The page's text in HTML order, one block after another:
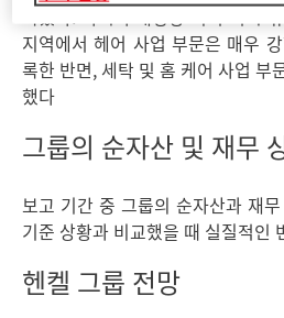
록했다. 아시아·태평양 지역 역시
지역에서 헤어 사업 부문은 매우
록한 반면, 세탁 및 홈 케어 사업 부
했다
그룹의 순자산 및 재무
보고 기간 중 그룹의 순자산과 재
기준 상황과 비교했을 때 실질적인
헨켈 그룹 전망